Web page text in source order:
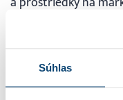
Súhlas
Netvrdíme, že
výhodnejšie, iba
podmienok môže
overiť a otestovať.